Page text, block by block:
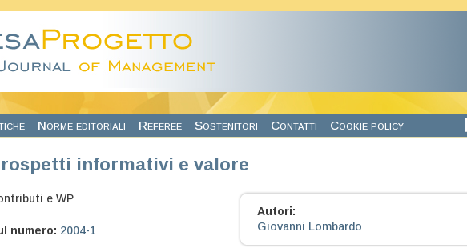
Norme editoriali Referee Sostenitori Contatti Cookie policy
informativi e valore
e WP
numero: 2004-1
Autori:
Giovanni Lombardo